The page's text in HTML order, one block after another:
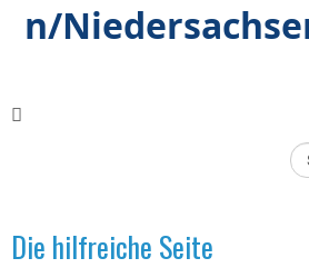
n/
S
u
Die hilfreiche Seite